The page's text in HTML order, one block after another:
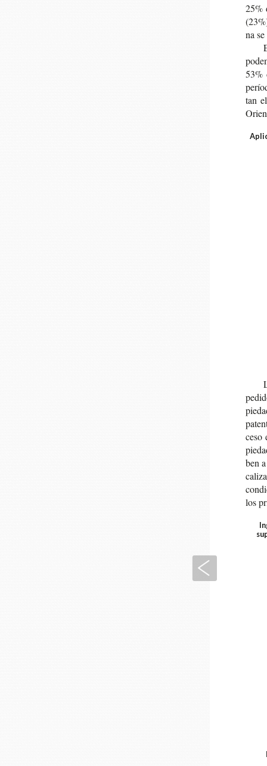
25%
na
53%
tan
ce­so
ben
los